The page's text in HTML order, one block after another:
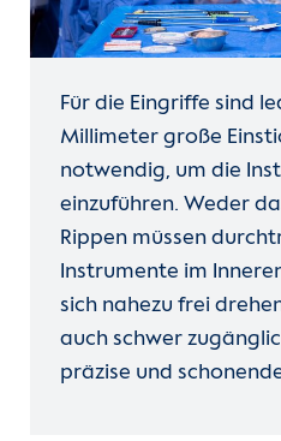
Für die Eingriffe sind
Millimeter große
notwendig, um die
einzuführen. Weder
Rippen müssen
Instrumente im
sich nahezu frei
auch schwer
präzise und